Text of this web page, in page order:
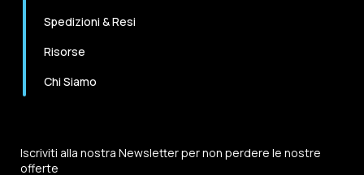
Spedizioni & Resi
Risorse
Chi Siamo
Iscriviti alla nostra Newsletter per non perdere le nostre
offerte